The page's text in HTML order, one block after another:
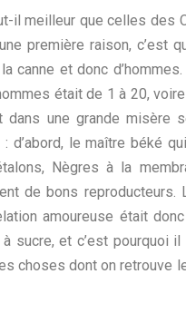
il meilleur que celles des
première raison, c’est
canne et donc
était de 1 à 20,
une grande misère
d’abord, le maître béké
Nègres à la
de bons reproducteurs.
amoureuse était
sucre, et c’est pourquoi
choses dont on retrouve